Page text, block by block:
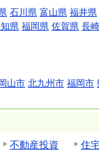
石川県 富山県 福井県
県 福岡県 佐賀県 長
岡山市 北九州市 福岡市
不動産投資
住